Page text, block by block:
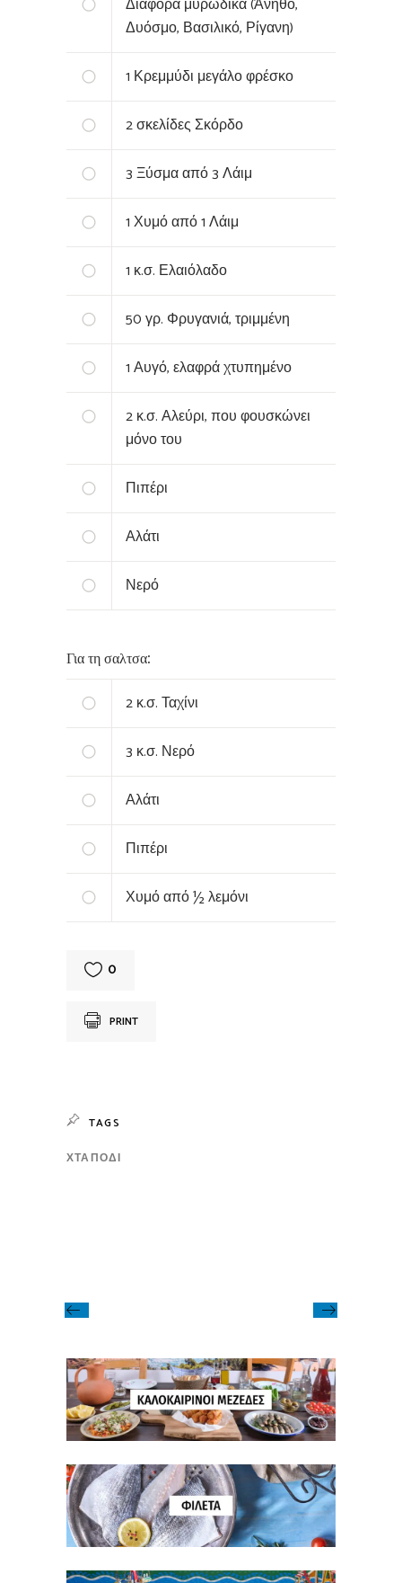
Διάφορα μυρωδικά (Άνηθο,
Δυόσμο, Βασιλικό, Ρίγανη)
1 Κρεμμύδι μεγάλο φρέσκο
2σκελίδες Σκόρδο
3Ξύσμα από 3 Λάιμ
1Χυμό από 1 Λάιμ
1 κ.σ. Ελαιόλαδο
50γρ. Φρυγανιά, τριμμένη
1Αυγό, ελαφρά χτυπημένο
2κ.σ. Αλεύρι, που φουσκώνει
μόνο του
Πιπέρι
Αλάτι
Νερό
Για τη σαλτσα:
2κ.σ. Ταχίνι
3 κ.σ. Νερό
Αλάτι
Πιπέρι
Χυμό από ½ λεμόνι
0
PRINT
TAGS
ΧΤΑΠΌΔΙ